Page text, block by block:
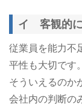
イ 客観的
従業員を能力不
平性も大切です
そういえるのか
会社内の判断の